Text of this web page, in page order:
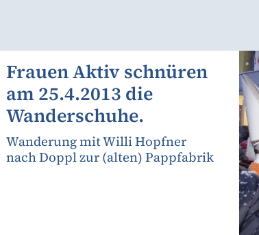
Frauen Aktiv schnüren
am 25.4.2013 die
Wanderschuhe.
Wanderung mit Willi Hopfner
nach Doppl zur (alten) Pappfabrik